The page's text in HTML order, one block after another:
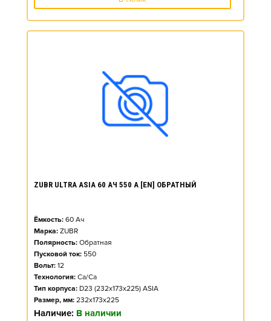
ZUBR ULTRA ASIA 60 АЧ 550 А [EN] ОБРАТНЫЙ
Ёмкость: 60 Ач
Марка: ZUBR
Полярность: Обратная
Пусковой ток: 550
Вольт: 12
Технология: Ca/Ca
Тип корпуса: D23 (232x173x225) ASIA
Размер, мм: 232x173x225
Наличие: В наличии